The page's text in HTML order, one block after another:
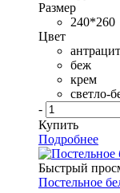
Размер
240*260
Цвет
антрацит
беж
крем
светло-
-
Купить
Подробнее
Быстрый
Постельное